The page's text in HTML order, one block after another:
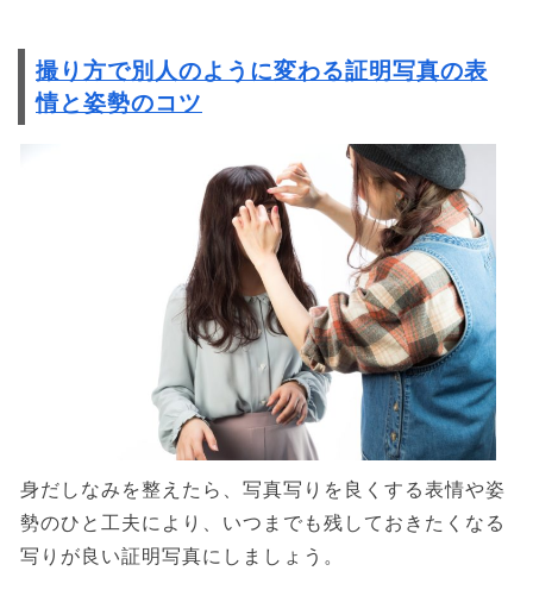
撮り方で別人のように変わる証明写真の表
情と姿勢のコツ
身だしなみを整えたら、写真写りを良くする表情や姿
勢のひと工夫により、いつまでも残しておきたくなる
写りが良い証明写真にしましょう。